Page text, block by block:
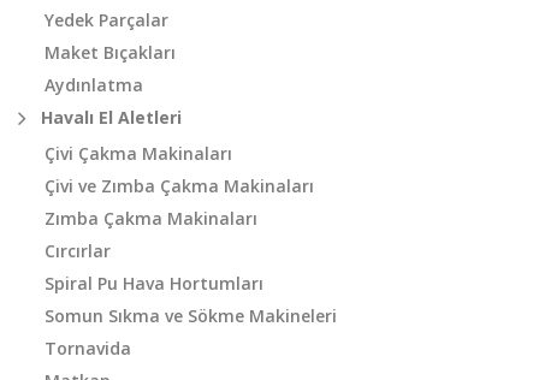
Yedek Parçalar
Maket Bıçakları
Aydınlatma
Havalı El Aletleri
Çivi Çakma Makinaları
Çivi ve Zımba Çakma Makinaları
Zımba Çakma Makinaları
Cırcırlar
Spiral Pu Hava Hortumları
Somun Sıkma ve Sökme Makineleri
Tornavida